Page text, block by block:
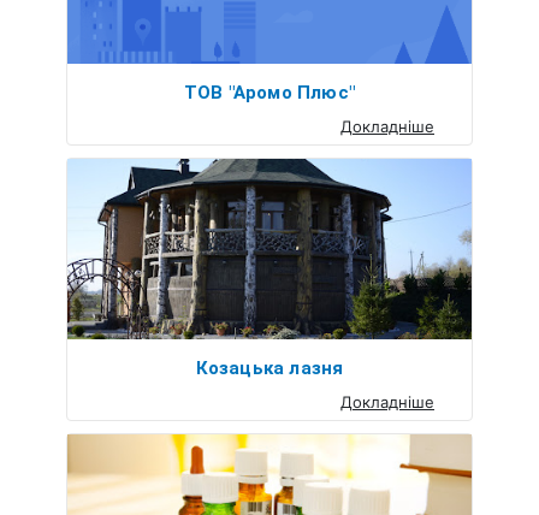
ТОВ "Аромо Плюс"
Докладніше
Козацька лазня
Докладніше